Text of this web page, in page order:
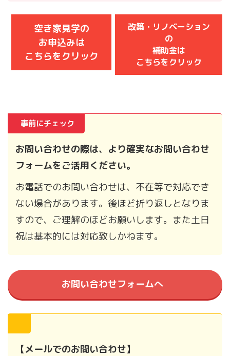
空き家見学の
お申込みは
こちらをクリック
改築・リノベーション
の
補助金は
こちらをクリック
事前にチェック
お問い合わせの際は、より確実なお問い合わせ
フォームをご活用ください。
お電話でのお問い合わせは、不在等で対応でき
ない場合があります。後ほど折り返しとなりま
すので、ご理解のほどお願いします。また土日
祝は基本的には対応致しかねます。
お問い合わせフォームへ
【メールでのお問い合わせ】